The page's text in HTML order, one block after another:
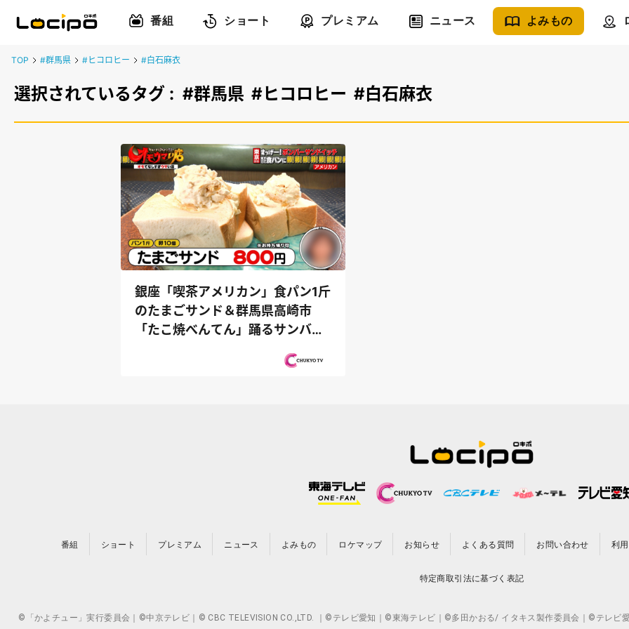
番組 ショート プレミアム ニュース よみもの
TOP #群馬県 #ヒコロヒー #白石麻衣
選択されているタグ : #群馬県 #ヒコロヒー #白石麻衣
銀座「喫茶アメリカン」食パン1斤
のたまごサンド＆群馬県高崎市
「たこ焼べんてん」踊るサンバ店
番組 ショート プレミアム ニュース よみもの ロケマップ お知らせ よくある質問 お問い合わせ 利
特定商取引法に基づく表記
©「かよチュー」実行委員会｜©中京テレビ｜© CBC TELEVISION CO.,LTD. ｜©テレビ愛知｜©東海テレビ｜©多田かおる/ イタキス製作委員会｜©テレビ